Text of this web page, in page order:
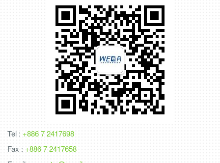
Tel : +886 7 2417698
Fax : +886 7 2417658